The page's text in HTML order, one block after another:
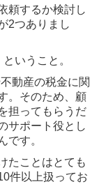
頼するか検討し
2つありまし
いうこと。
動産の税金に関
。そのため、顧
担ってもらうだ
サポート役とし
です。
たことはとても
件以上扱ってお